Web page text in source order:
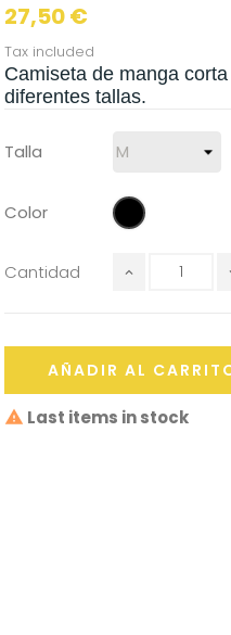
27,50 €
Tax included
Camiseta de manga
diferentes tallas.
Talla
Color Negro
Cantidad
AÑADIR AL
Last items in stock